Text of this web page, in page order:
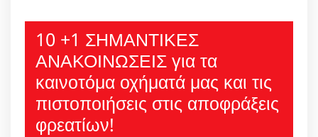
10 +1 ΣΗΜΑΝΤΙΚΕΣ
ΑΝΑΚΟΙΝΩΣΕΙΣ για τα
καινοτόμα οχήματά μας και τις
πιστοποιήσεις στις αποφράξεις
φρεατίων!